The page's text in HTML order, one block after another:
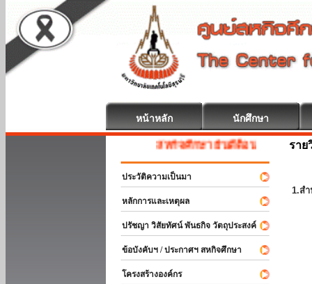
หน้าหลัก นักศึกษา
สหกิจศึกษา ยินดีต้อนรับ
ประวัติความเป็นมา
หลักการและเหตุผล
ปรัชญา วิสัยทัศน์ พันธกิจ วัตถุประสงค์
ข้อบังคับฯ / ประกาศฯ สหกิจศึกษา
โครงสร้างองค์กร
ราย
1.ส